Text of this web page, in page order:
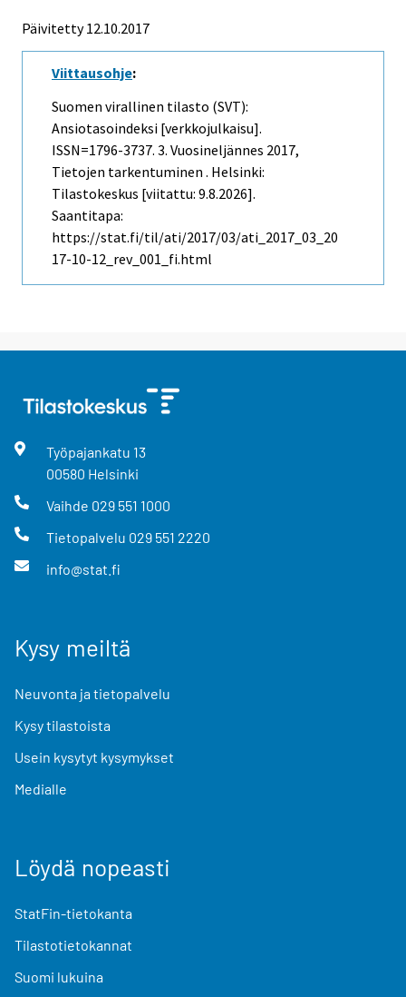
Päivitetty 12.10.2017
Viittausohje:
Suomen virallinen tilasto (SVT):
Ansiotasoindeksi [verkkojulkaisu].
ISSN=1796-3737. 3. Vuosineljännes 2017,
Tietojen tarkentuminen . Helsinki:
Tilastokeskus [viitattu: 9.8.2026].
Saantitapa:
https://stat.fi/til/ati/2017/03/ati_2017_03_20
17-10-12_rev_001_fi.html
Työpajankatu 13
00580 Helsinki
Vaihde 029 551 1000
Tietopalvelu 029 551 2220
info@stat.fi
Kysy meiltä
Neuvonta ja tietopalvelu
Kysy tilastoista
Usein kysytyt kysymykset
Medialle
Löydä nopeasti
StatFin-tietokanta
Tilastotietokannat
Suomi lukuina